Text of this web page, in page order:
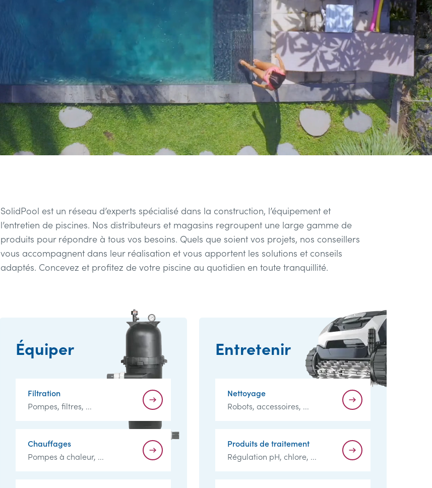
SolidPool est un réseau d’experts spécialisé dans la construction, l’équipement et
l’entretien de piscines. Nos distributeurs et magasins regroupent une large gamme de
produits pour répondre à tous vos besoins. Quels que soient vos projets, nos conseillers
vous accompagnent dans leur réalisation et vous apportent les solutions et conseils
adaptés. Concevez et profitez de votre piscine au quotidien en toute tranquillité.
Équiper
Filtration
Pompes, filtres, ...
Chauffages
Pompes à chaleur, ...
Entretenir
Nettoyage
Robots, accessoires, ...
Produits de traitement
Régulation pH, chlore, ...